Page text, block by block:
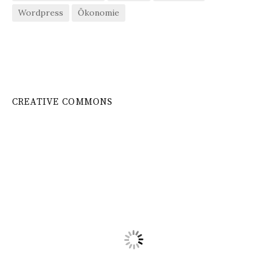
Wordpress
Ökonomie
CREATIVE COMMONS